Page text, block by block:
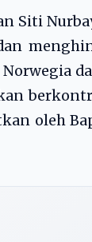
Siti
oleh